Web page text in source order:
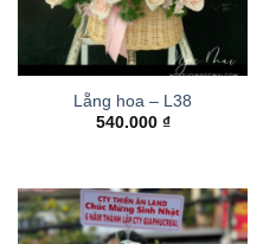
Lẵng hoa – L38
540.000 ₫